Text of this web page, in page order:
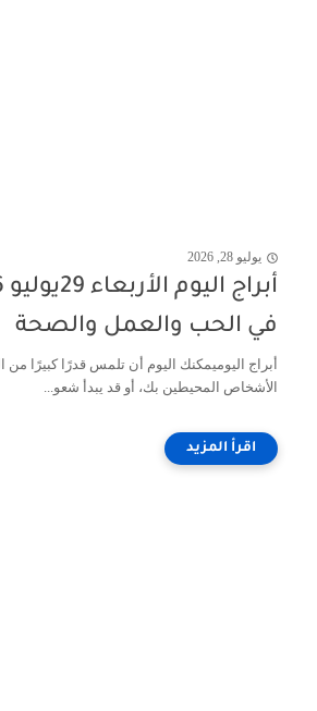
يوليو 28, 2026
في الحب والعمل والصحة
أبراج اليوميمكنك اليوم أن تلمس قدرًا كبيرًا من
الأشخاص المحيطين بك، أو قد يبدأ شعو...